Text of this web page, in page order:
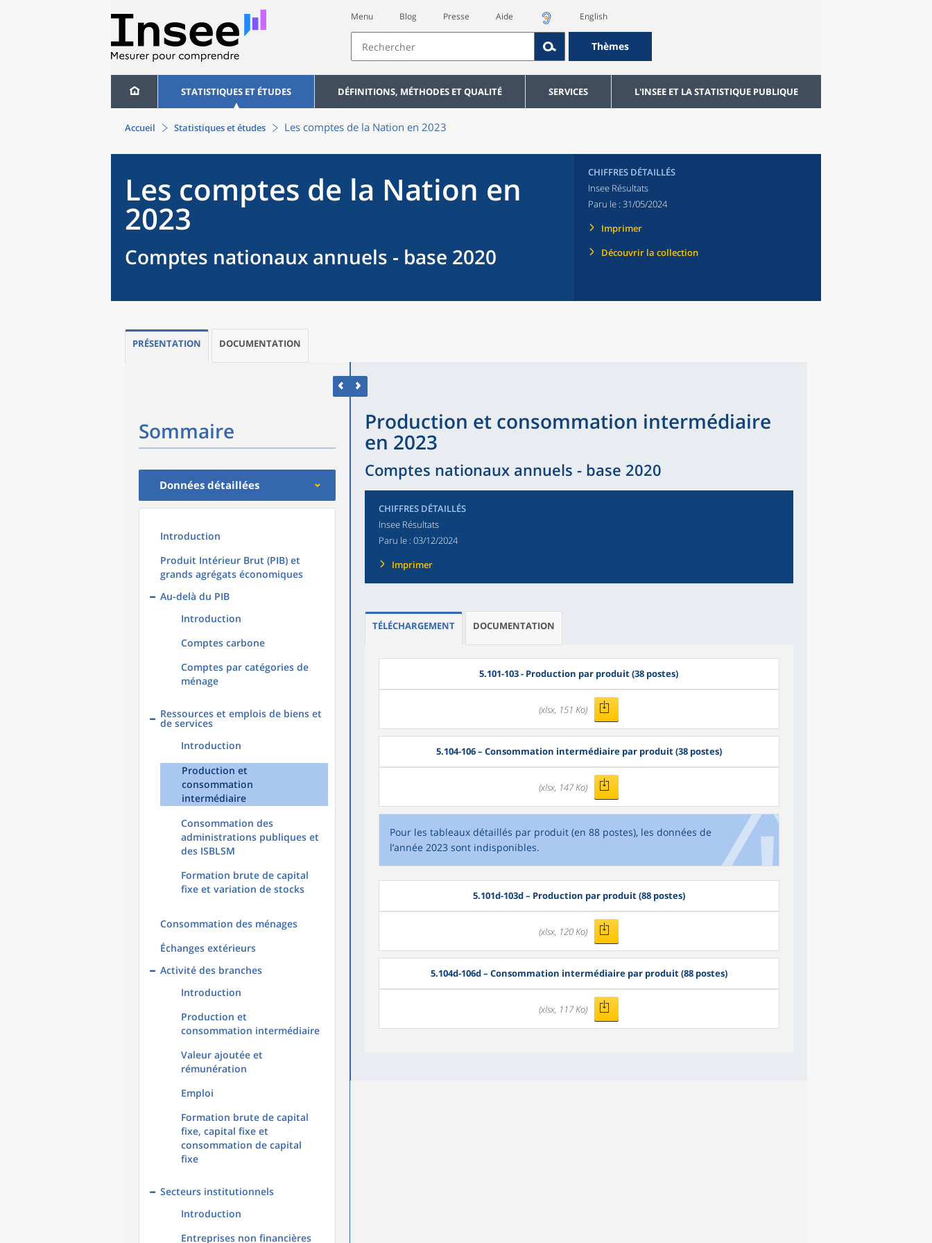
Menu Blog Presse Aide English
Thèmes
STATISTIQUES ET ÉTUDES DÉFINITIONS, MÉTHODES ET QUALITÉ SERVICES L'INSEE ET LA STATISTIQUE PUBLIQUE
Accueil Statistiques et études Les comptes de la Nation en 2023
Les comptes de la Nation en
2023
Comptes nationaux annuels - base 2020
CHIFFRES DÉTAILLÉS
Insee Résultats
Paru le : 31/05/2024
Imprimer
Découvrir la collection
PRÉSENTATION DOCUMENTATION
Sommaire
Données détaillées
Introduction
Produit Intérieur Brut (PIB) et
grands agrégats économiques
Au-delà du PIB
Introduction
Comptes carbone
Comptes par catégories de
ménage
Ressources et emplois de biens et
de services
Introduction
Production et
consommation
intermédiaire
Consommation des
administrations publiques et
des ISBLSM
Formation brute de capital
fixe et variation de stocks
Consommation des ménages
Échanges extérieurs
Activité des branches
Introduction
Production et
consommation intermédiaire
Valeur ajoutée et
rémunération
Emploi
Formation brute de capital
fixe, capital fixe et
consommation de capital
fixe
Secteurs institutionnels
Introduction
Entreprises non financières
Production et consommation intermédiaire
en 2023
Comptes nationaux annuels - base 2020
CHIFFRES DÉTAILLÉS
Insee Résultats
Paru le : 03/12/2024
Imprimer
TÉLÉCHARGEMENT DOCUMENTATION
5.101-103 - Production par produit (38 postes)
(xlsx, 151 Ko)
5.104-106 – Consommation intermédiaire par produit (38 postes)
(xlsx, 147 Ko)
Pour les tableaux détaillés par produit (en 88 postes), les données de
l’année 2023 sont indisponibles.
5.101d-103d – Production par produit (88 postes)
(xlsx, 120 Ko)
5.104d-106d – Consommation intermédiaire par produit (88 postes)
(xlsx, 117 Ko)